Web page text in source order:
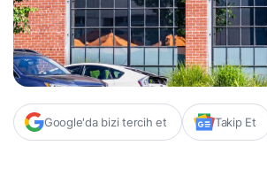
Google'da bizi tercih et Takip Et